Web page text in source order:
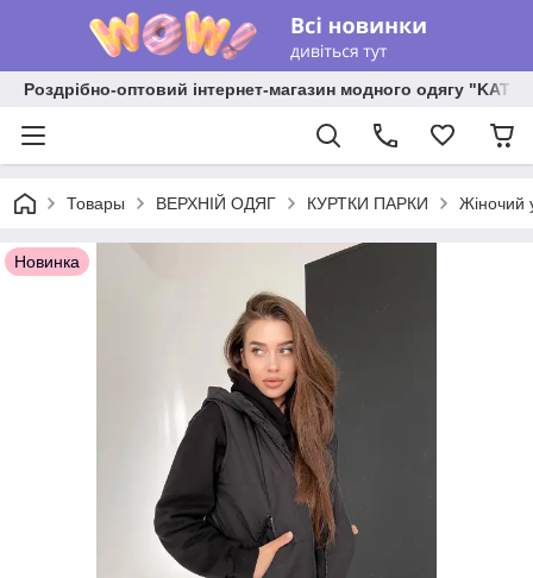
Роздрібно-оптовий інтернет-магазин модного одягу
Товары ВЕРХНІЙ ОДЯГ КУРТКИ ПАРКИ Жіночий
Новинка